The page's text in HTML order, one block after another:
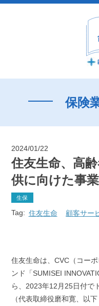
保険
2024/01/22
住友生命、高
供に向けた事
生保
Tag: 住友生命 顧客サー
住友生命は、CVC（コー
ンド「SUMISEI
ら、2023年12月25日付で
（代表取締役磨和寛、以